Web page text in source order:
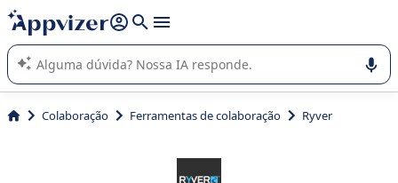
de nossa IA (várias linhas com
A IA do Appvizer o orienta no uso ou na seleção de software
SaaS para sua empresa.
Colaboração Ferramentas de colaboração Ryver